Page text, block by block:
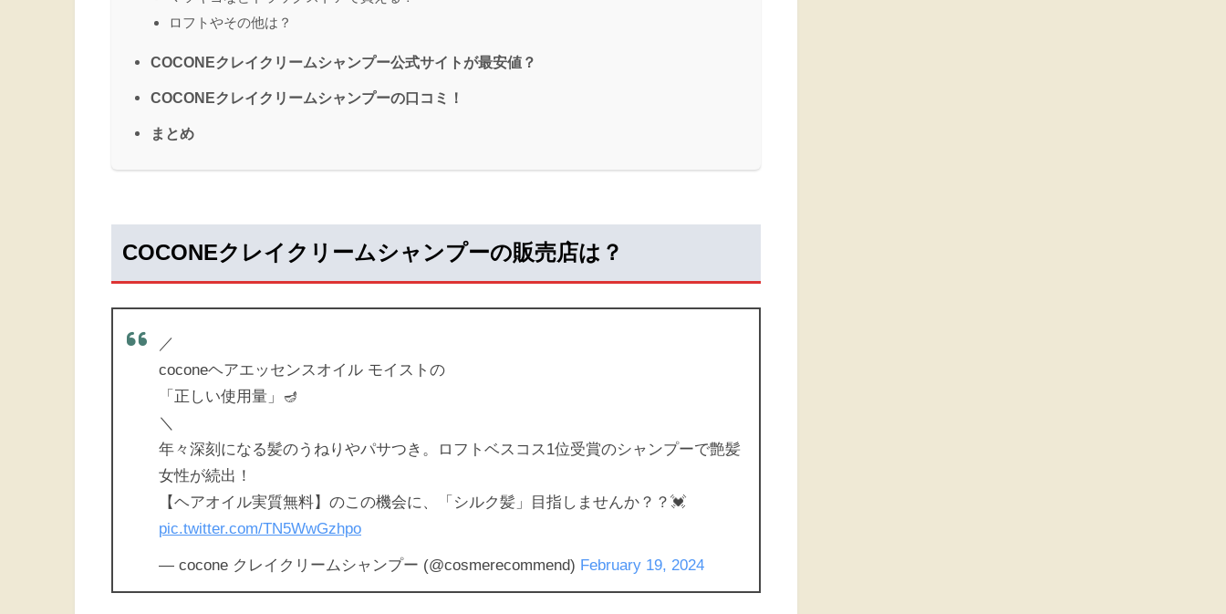
ロフトやその他は？
COCONEクレイクリームシャンプー公式サイトが最安値？
COCONEクレイクリームシャンプーの口コミ！
まとめ
COCONEクレイクリームシャンプーの販売店は？
／
coconeヘアエッセンスオイル モイストの
「正しい使用量」🪔
＼
年々深刻になる髪のうねりやパサつき。ロフトベスコス1位受賞のシャンプーで艶髪
女性が続出！
【ヘアオイル実質無料】のこの機会に、「シルク髪」目指しませんか？？💓
pic.twitter.com/TN5WwGzhpo
— cocone クレイクリームシャンプー (@cosmerecommend) February 19, 2024